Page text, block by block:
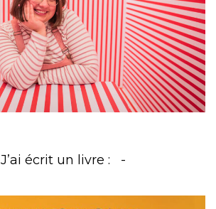
J’ai écrit un livre :